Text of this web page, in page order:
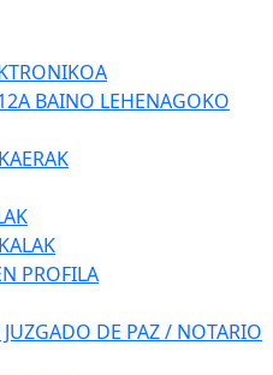
BAINO LEHENAGOKO
PROFILA
DE PAZ / NOTARIO